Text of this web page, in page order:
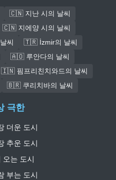
🇨🇳 지난 시의 날씨
🇨🇳 지에양 시의 날씨
씨
🇹🇷 İzmir의 날씨
🇦🇴 루안다의 날씨
🇮🇳 핌프리친치와드의 날씨
🇧🇷 쿠리치바의 날씨
극한
더운 도시
추운 도시
오는 도시
부는 도시